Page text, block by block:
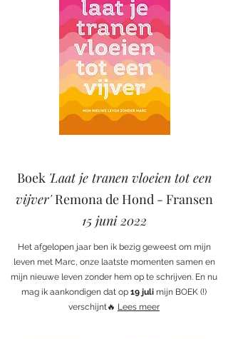
Boek 'Laat je tranen vloeien tot een
vijver'Remona de Hond - Fransen
15 juni 2022
Het afgelopen jaar ben ik bezig geweest om mijn
leven met Marc, onze laatste momenten samen en
mijn nieuwe leven zonder hem op te schrijven. En nu
mag ik aankondigen dat op 19 juli mijn BOEK (!)
verschijnt🔥 Lees meer